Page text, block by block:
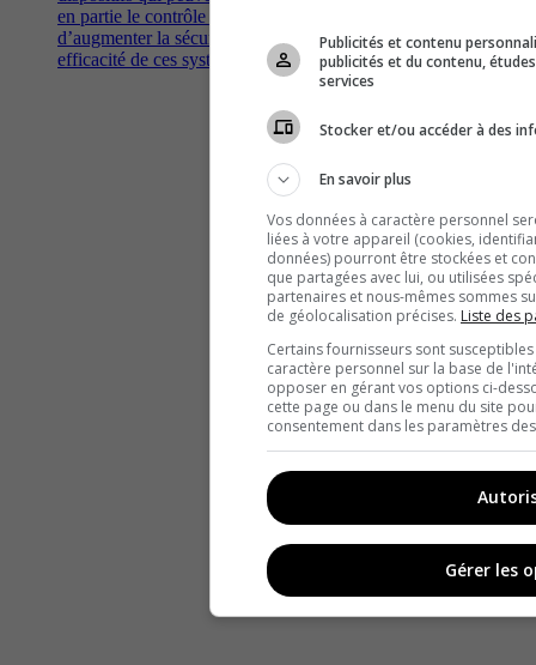
en partie le contrôle à sa place, théoriquement dans le but
d’augmenter la sécurité sur les routes. Qu'en est-il de la réelle
efficacité de ces systèmes?
Publicités et contenu
publicités et du contenu,
services
Stocker et/ou accéder à des
En savoir plus
Vos données à caractère personnel
liées à votre appareil (cookies,
données) pourront être stockées et
que partagées avec lui, ou utilisées
partenaires et nous-mêmes sommes
de géolocalisation précises. Liste des
Certains fournisseurs sont
caractère personnel sur la base de
opposer en gérant vos options ci-
cette page ou dans le menu du site
consentement dans les paramètres
Gérer les